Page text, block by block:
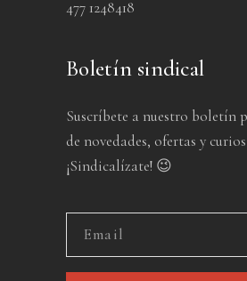
477 1248418
Boletín sindical
Suscríbete a nuestro boletín
de novedades, ofertas y
¡Sindicalízate! 😉